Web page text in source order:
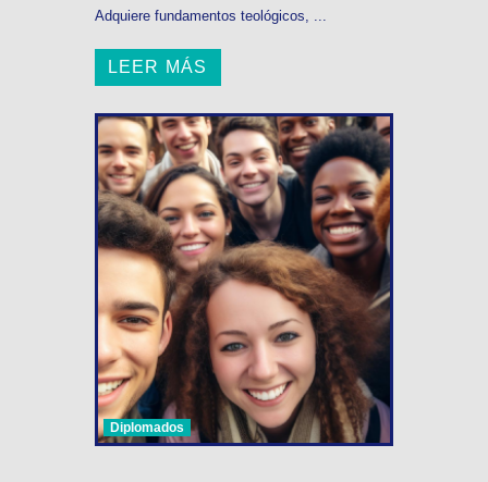
Adquiere fundamentos teológicos, ...
LEER MÁS
Diplomados